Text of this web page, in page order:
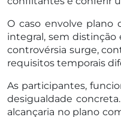
O caso envolve
integral, sem distinção
controvérsia surge,
requisitos temporais
As participantes,
desigualdade
alcançaria no plano